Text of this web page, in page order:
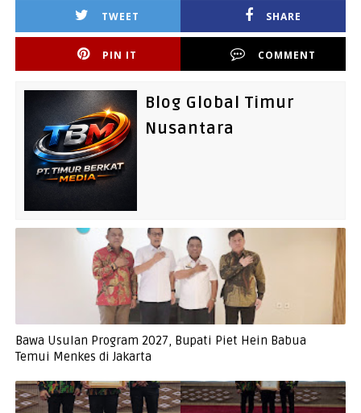
TWEET SHARE
PIN IT COMMENT
Blog Global Timur
Nusantara
Bawa Usulan Program 2027, Bupati Piet Hein Babua
Temui Menkes di Jakarta